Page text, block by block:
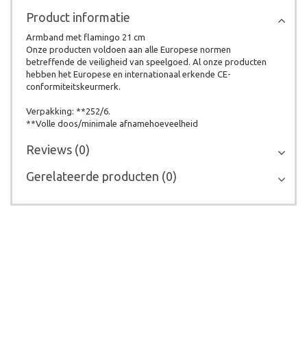
Product informatie
Armband met flamingo 21 cm
Onze producten voldoen aan alle Europese normen
betreffende de veiligheid van speelgoed. Al onze producten
hebben het Europese en internationaal erkende CE-
conformiteitskeurmerk.
Verpakking: **252/6.
**Volle doos/minimale afnamehoeveelheid
Reviews (0)
Gerelateerde producten (0)